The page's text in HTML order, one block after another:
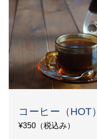
コーヒー（HOT）
¥350（税込み）